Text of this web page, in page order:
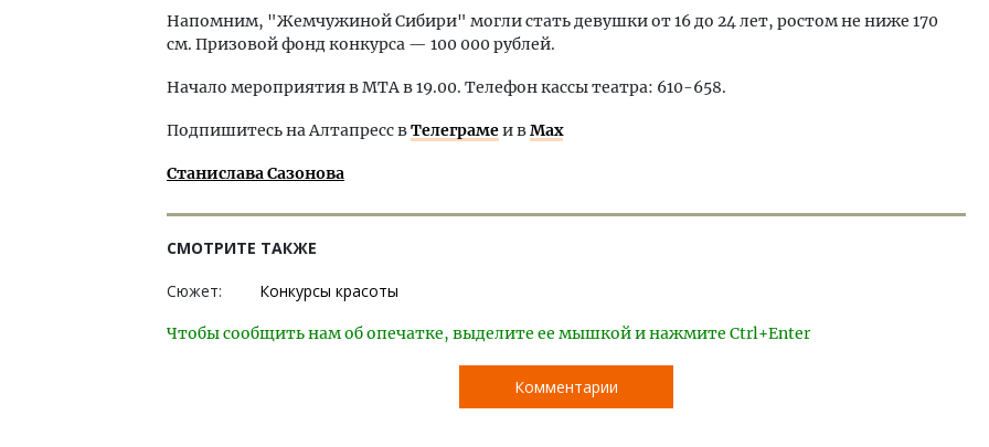
Напомним, "Жемчужиной Сибири" могли стать девушки от 16 до 24 лет, ростом не ниже 170
см. Призовой фонд конкурса — 100 000 рублей.
Начало мероприятия в МТА в 19.00. Телефон кассы театра: 610-658.
Подпишитесь на Алтапресс вТелеграмеи вMax
Станислава Сазонова
СМОТРИТЕ ТАКЖЕ
Сюжет: Конкурсы красоты
Чтобы сообщить нам об опечатке, выделите ее мышкой и нажмите Ctrl+Enter
Комментарии